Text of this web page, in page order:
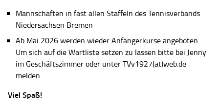
Mannschaften in fast allen Staffeln des Tennisverbands
Niedersachsen Bremen
Ab Mai 2026 werden wieder Anfängerkurse angeboten.
Um sich auf die Wartliste setzen zu lassen bitte bei Jenny
im Geschäftszimmer oder unter TVv1927(at)web.de
melden
Viel Spaß!